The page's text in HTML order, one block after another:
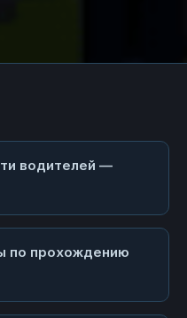
водителей —
по прохождению